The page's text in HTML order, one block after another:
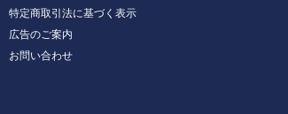
特定商取引法に基づく表示
広告のご案内
お問い合わせ